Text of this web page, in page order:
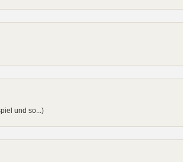
und so...)